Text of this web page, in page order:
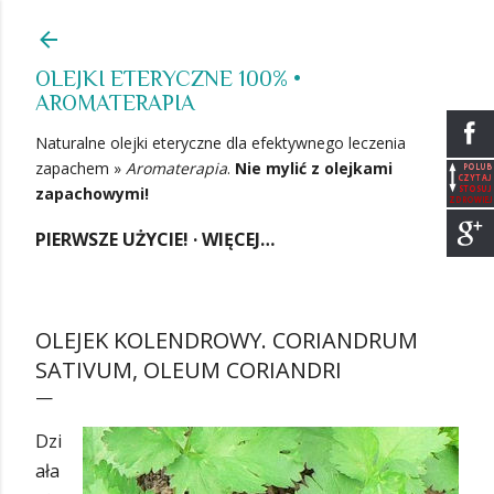
OLEJKI ETERYCZNE 100% •
AROMATERAPIA
Naturalne olejki eteryczne dla efektywnego leczenia
zapachem » Aromaterapia. Nie mylić z olejkami
zapachowymi!
PIERWSZE UŻYCIE! WIĘCEJ…
OLEJEK KOLENDROWY. CORIANDRUM
SATIVUM, OLEUM CORIANDRI
Dzi
ała